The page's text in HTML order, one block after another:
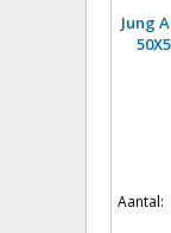
Jung
Aantal: